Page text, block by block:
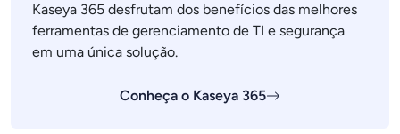
Kaseya 365 desfrutam dos benefícios das melhores
ferramentas de gerenciamento de TI e segurança
em uma única solução.
Conheça o Kaseya 365